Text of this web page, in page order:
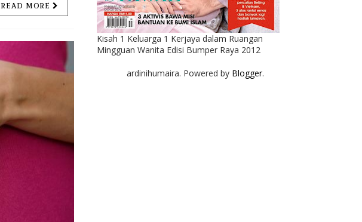
READ MORE
Kisah 1 Keluarga 1 Kerjaya dalam Ruangan
Mingguan Wanita Edisi Bumper Raya 2012
ardinihumaira. Powered by Blogger.